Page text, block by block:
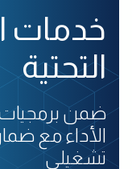
خدمات
التحتية
ضمن برمجيات
الأداء مع
تشغيلي